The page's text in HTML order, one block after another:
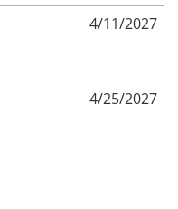
4/11/2027
4/25/2027